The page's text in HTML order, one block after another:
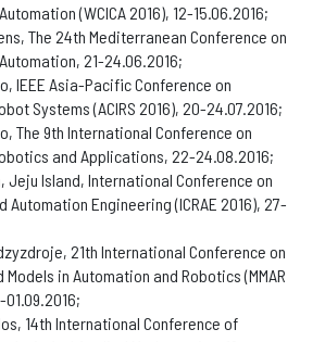
(WCICA 2016), 12-15.06.2016;
The 24th Mediterranean Conference on
21-24.06.2016;
IEEE Asia-Pacific Conference on
Systems (ACIRS 2016), 20-24.07.2016;
The 9th International Conference on
and Applications, 22-24.08.2016;
Jeju Island, International Conference on
Automation Engineering (ICRAE 2016), 27-
21th International Conference on
Models in Automation and Robotics (MMAR
14th International Conference of